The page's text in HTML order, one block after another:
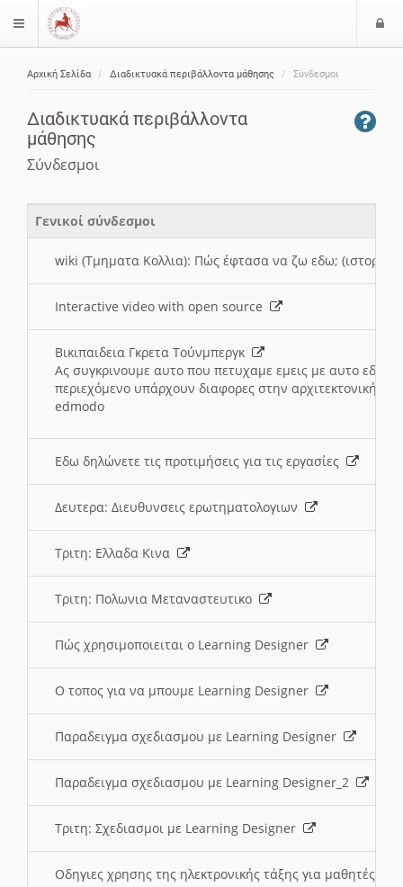
$langMenu
Αρχική Σελίδα Διαδικτυακά περιβάλλοντα μάθησης Σύνδεσμοι
Διαδικτυακά περιβάλλοντα
μάθησης
Σύνδεσμοι
Γενικοί σύνδεσμοι
wiki (Τμηματα Κολλια): Πώς έφτασα να ζω εδω; (ιστορια)
Interactive video with open source
Βικιπαιδεια Γκρετα Τούνμπεργκ
Ας συγκρινουμε αυτο που πετυχαμε εμεις με αυτο εδω
περιεχόμενο υπάρχουν διαφορες στην αρχιτεκτονική
edmodo
Εδω δηλώνετε τις προτιμήσεις για τις εργασίες
Δευτερα: Διευθυνσεις ερωτηματολογιων
Τριτη: Ελλαδα Κινα
Τριτη: Πολωνια Μεταναστευτικο
Πώς χρησιμοποιειται ο Learning Designer
O τοπος για να μπουμε Learning Designer
Παραδειγμα σχεδιασμου με Learning Designer
Παραδειγμα σχεδιασμου με Learning Designer_2
Τριτη: Σχεδιασμοι με Learning Designer
Οδηγιες χρησης της ηλεκτρονικής τάξης για μαθητές